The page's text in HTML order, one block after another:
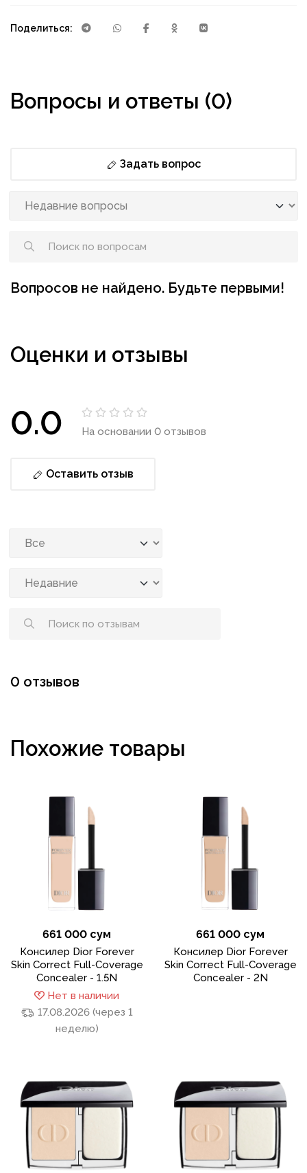
Поделиться:
Вопросы и ответы (0)
Задать вопрос
Вопросов не найдено. Будьте первыми!
Оценки и отзывы
0.0 На основании 0 отзывов
Оставить отзыв
0 отзывов
Похожие товары
661 000 сум
Консилер Dior Forever
Skin Correct Full-Coverage
Concealer - 1.5N
Нет в наличии
17.08.2026 (через 1
неделю)
661 000 сум
Консилер Dior Forever
Skin Correct Full-Coverage
Concealer - 2N